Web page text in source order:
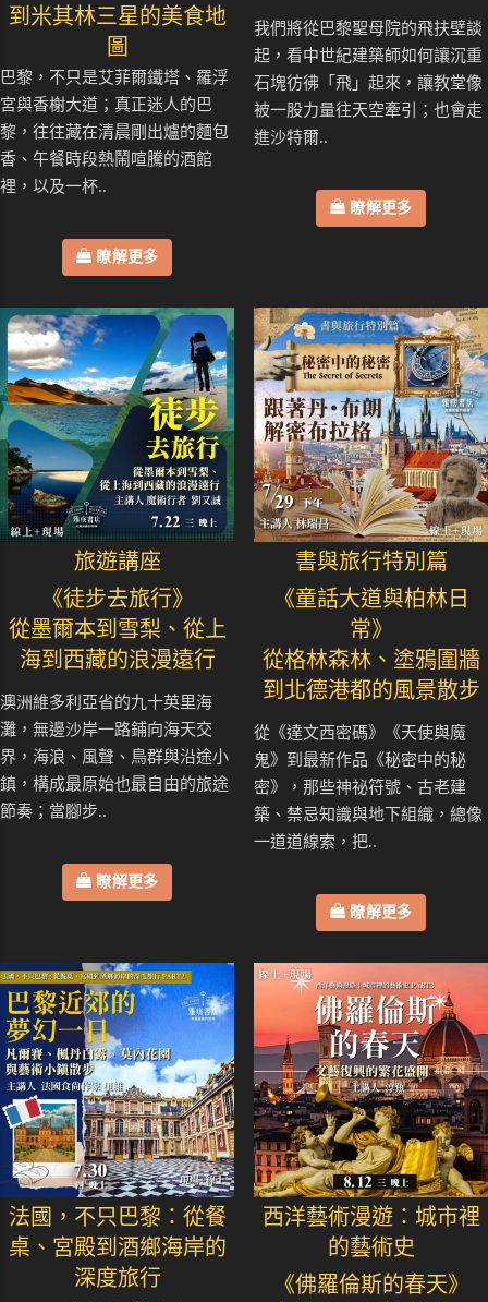
到米其林三星的美食地
圖
巴黎，不只是艾菲爾鐵塔、羅浮
宮與香榭大道；真正迷人的巴
黎，往往藏在清晨剛出爐的麵包
香、午餐時段熱鬧喧騰的酒館
裡，以及一杯..
瞭解更多
我們將從巴黎聖母院的飛扶壁談
起，看中世紀建築師如何讓沉重
石塊彷彿「飛」起來，讓教堂像
被一股力量往天空牽引；也會走
進沙特爾..
瞭解更多
旅遊講座
《徒步去旅行》
從墨爾本到雪梨、從上
海到西藏的浪漫遠行
澳洲維多利亞省的九十英里海
灘，無邊沙岸一路鋪向海天交
界，海浪、風聲、鳥群與沿途小
鎮，構成最原始也最自由的旅途
節奏；當腳步..
瞭解更多
書與旅行特別篇
《童話大道與柏林日
常》
從格林森林、塗鴉圍牆
到北德港都的風景散步
從《達文西密碼》《天使與魔
鬼》到最新作品《秘密中的秘
密》，那些神祕符號、古老建
築、禁忌知識與地下組織，總像
一道道線索，把..
瞭解更多
法國，不只巴黎：從餐
桌、宮殿到酒鄉海岸的
深度旅行
西洋藝術漫遊：城市裡
的藝術史
《佛羅倫斯的春天》